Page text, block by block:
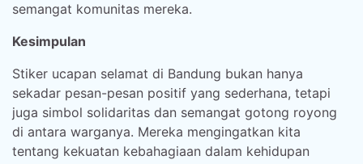
semangat komunitas mereka.
Kesimpulan
Stiker ucapan selamat di Bandung bukan hanya
sekadar pesan-pesan positif yang sederhana, tetapi
juga simbol solidaritas dan semangat gotong royong
di antara warganya. Mereka mengingatkan kita
tentang kekuatan kebahagiaan dalam kehidupan